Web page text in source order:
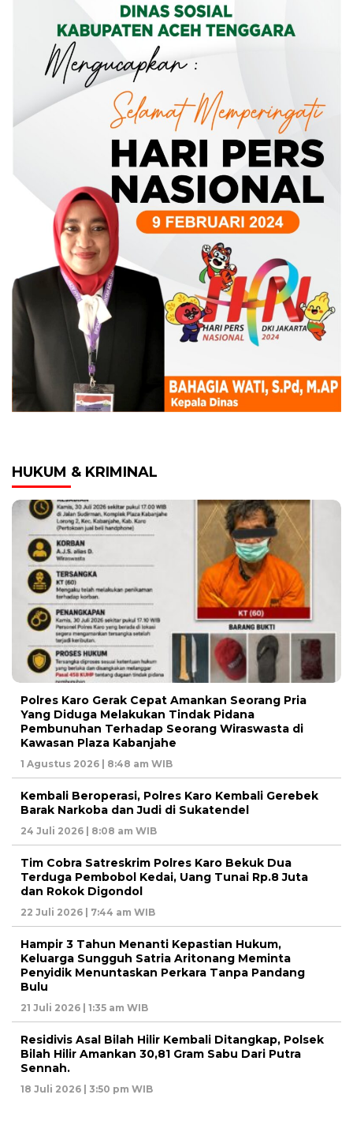
HUKUM & KRIMINAL
Polres Karo Gerak Cepat Amankan Seorang Pria
Yang Diduga Melakukan Tindak Pidana
Pembunuhan Terhadap Seorang Wiraswasta di
Kawasan Plaza Kabanjahe
1 Agustus 2026 | 8:48 am WIB
Kembali Beroperasi, Polres Karo Kembali Gerebek
Barak Narkoba dan Judi di Sukatendel
24 Juli 2026 | 8:08 am WIB
Tim Cobra Satreskrim Polres Karo Bekuk Dua
Terduga Pembobol Kedai, Uang Tunai Rp.8 Juta
dan Rokok Digondol
22 Juli 2026 | 7:44 am WIB
Hampir 3 Tahun Menanti Kepastian Hukum,
Keluarga Sungguh Satria Aritonang Meminta
Penyidik Menuntaskan Perkara Tanpa Pandang
Bulu
21 Juli 2026 | 1:35 am WIB
Residivis Asal Bilah Hilir Kembali Ditangkap, Polsek
Bilah Hilir Amankan 30,81 Gram Sabu Dari Putra
Sennah.
18 Juli 2026 | 3:50 pm WIB